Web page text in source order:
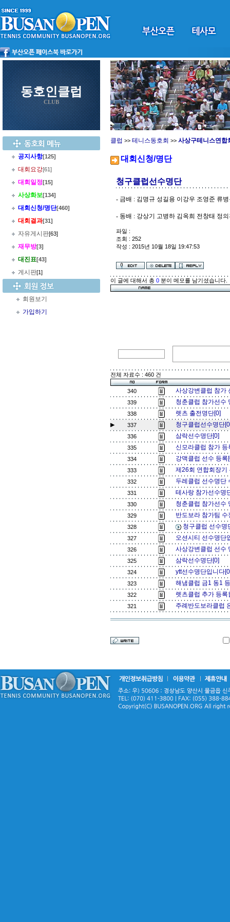
동호인클럽
CLUB
공지사항[125]
대회요강[61]
대회일정[15]
사상화보[134]
대회신청/명단[460]
대회결과[31]
자유게시판[63]
재무방[3]
대진표[43]
게시판[1]
회원보기
가입하기
클럽 >> 테니스동호회 >> 사상구테니스연합
대회신청/명단
청구클럽선수명단
- 금배 : 김명규 성길용 이강우 조영준 류
- 동배 : 강상기 고병하 김옥희 전창태 정
파일 :
조회 : 252
작성 : 2015년 10월 18일 19:47:53
이 글에 대해서 총 0 분이 메모를 남기셨습니다.
전체 자료수 : 460 건
340 사상강변클럽 참가
339 청춘클럽 참가선
338 렛츠 출전명단[0]
▶ 337 청구클럽선수명단
336 삼락선수명단[0]
335 신모라클럽 참가
334 강맥클럽 선수 등
333 제26회 연합회장
332 두레클럽 선수명
331 테사랑 참가선수
330 청춘클럽 참가선
329 반도보라 참가팀
328 청구클럽 선수
327 오션시티 선수명
326 사상강변클럽 선수
325 삼락선수명단[0]
324 ytt선수명단입니다
323 해냄클럽 금1 동1
322 렛츠클럽 추가 등
321 주례반도보라클럽